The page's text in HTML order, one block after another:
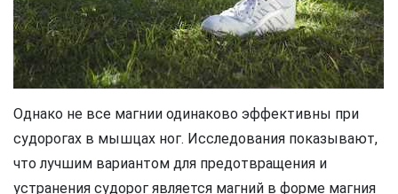
Однако не все магнии одинаково эффективны при
судорогах в мышцах ног. Исследования показывают,
что лучшим вариантом для предотвращения и
устранения судорог является магний в форме магния